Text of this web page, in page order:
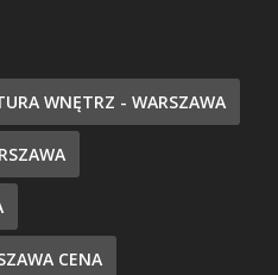
WNĘTRZ - WARSZAWA
CENA